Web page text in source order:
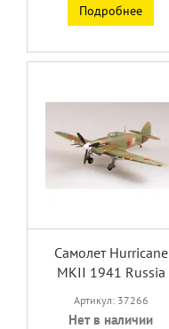
Подробнее
Самолет Hurricane
MKII 1941 Russia
Артикул: 37266
Нет в наличии